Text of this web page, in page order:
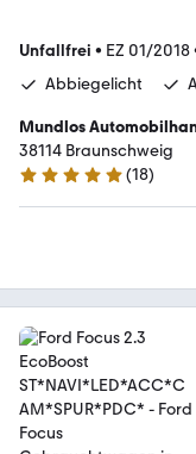
Unfallfrei • EZ 01/2018
Abbiegelicht
Mundlos
38114 Braunschweig
4.8 Sterne
(18)